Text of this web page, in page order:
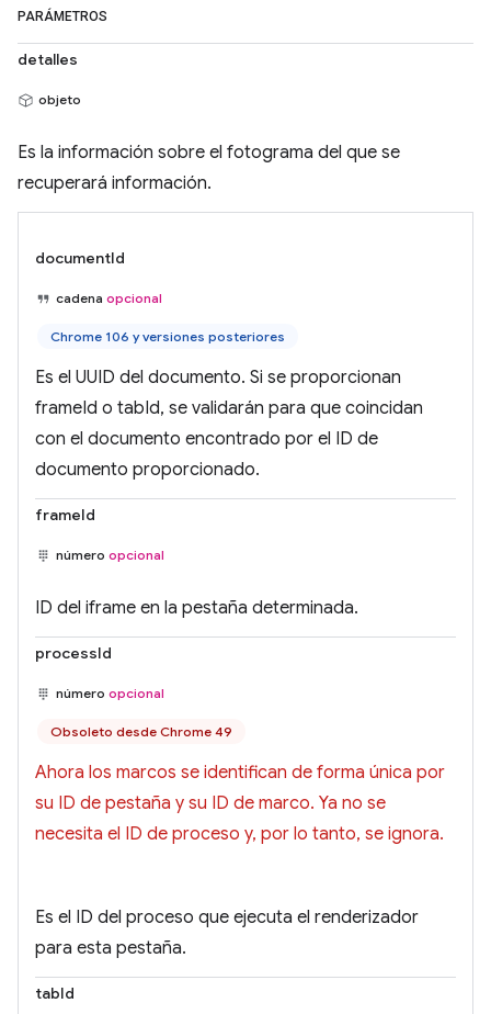
PARÁMETROS
detalles
objeto
Es la información sobre el fotograma del que se
recuperará información.
documentId
cadena opcional
Chrome 106 y versiones posteriores
Es el UUID del documento. Si se proporcionan
frameId o tabId, se validarán para que coincidan
con el documento encontrado por el ID de
documento proporcionado.
frameId
número opcional
ID del iframe en la pestaña determinada.
processId
número opcional
Obsoleto desde Chrome 49
Ahora los marcos se identifican de forma única por
su ID de pestaña y su ID de marco. Ya no se
necesita el ID de proceso y, por lo tanto, se ignora.
Es el ID del proceso que ejecuta el renderizador
para esta pestaña.
tabId